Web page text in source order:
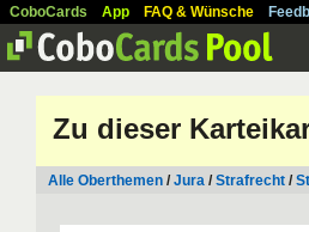
CoboCards App FAQ & Wünsche
Zu dieser
Alle Oberthemen /Jura /Strafrecht /